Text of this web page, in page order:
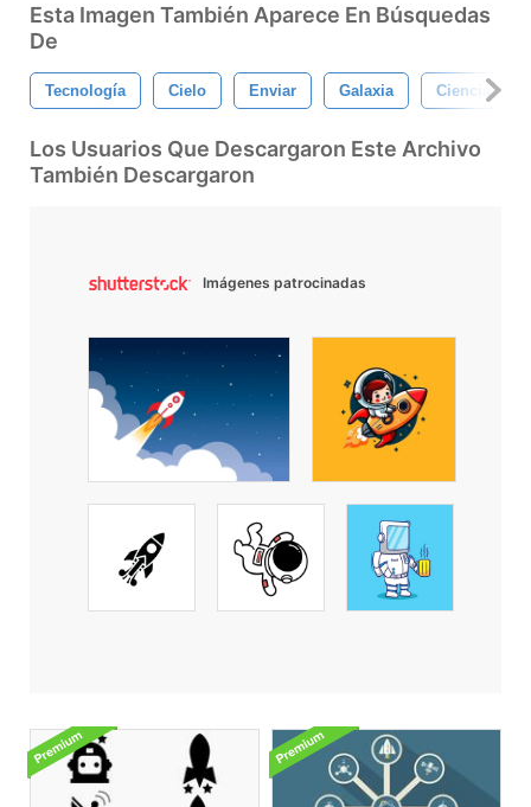
Esta Imagen También Aparece En Búsquedas
De
Tecnología Cielo Enviar Galaxia Ciencia
Los Usuarios Que Descargaron Este Archivo
También Descargaron
Imágenes patrocinadas